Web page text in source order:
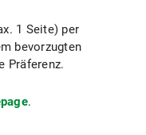
1 Seite) per
bevorzugten
Präferenz.
.